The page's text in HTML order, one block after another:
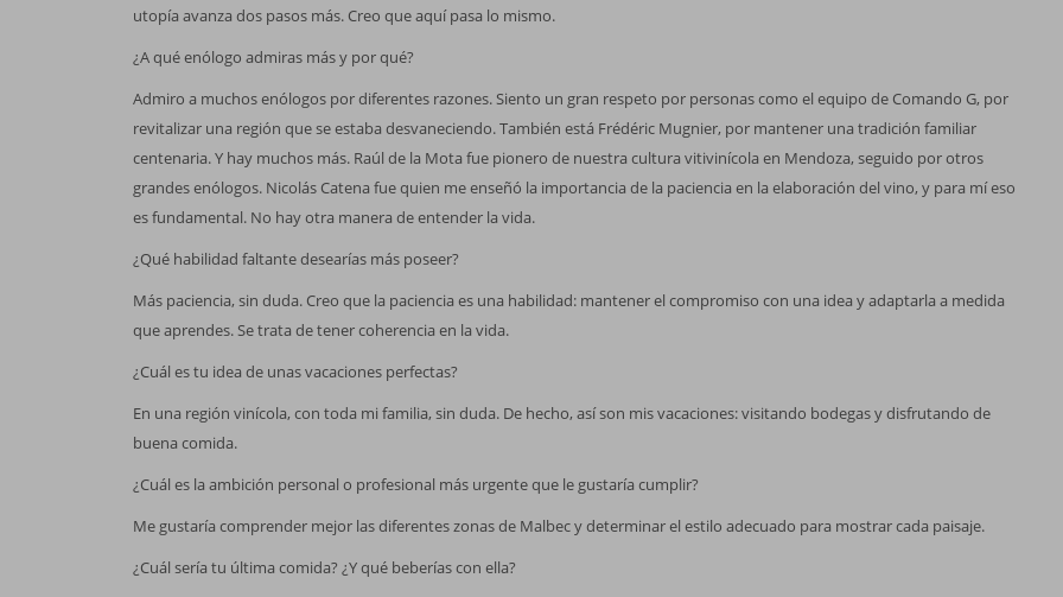
utopía avanza dos pasos más. Creo que aquí pasa lo mismo.
¿A qué enólogo admiras más y por qué?
Admiro a muchos enólogos por diferentes razones. Siento un gran respeto por personas como el equipo de Comando G, por
revitalizar una región que se estaba desvaneciendo. También está Frédéric Mugnier, por mantener una tradición familiar
centenaria. Y hay muchos más. Raúl de la Mota fue pionero de nuestra cultura vitivinícola en Mendoza, seguido por otros
grandes enólogos. Nicolás Catena fue quien me enseñó la importancia de la paciencia en la elaboración del vino, y para mí eso
es fundamental. No hay otra manera de entender la vida.
¿Qué habilidad faltante desearías más poseer?
Más paciencia, sin duda. Creo que la paciencia es una habilidad: mantener el compromiso con una idea y adaptarla a medida
que aprendes. Se trata de tener coherencia en la vida.
¿Cuál es tu idea de unas vacaciones perfectas?
En una región vinícola, con toda mi familia, sin duda. De hecho, así son mis vacaciones: visitando bodegas y disfrutando de
buena comida.
¿Cuál es la ambición personal o profesional más urgente que le gustaría cumplir?
Me gustaría comprender mejor las diferentes zonas de Malbec y determinar el estilo adecuado para mostrar cada paisaje.
¿Cuál sería tu última comida? ¿Y qué beberías con ella?